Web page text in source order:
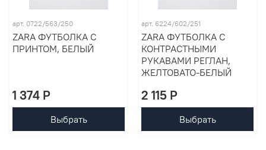
арт. 0722/563/250
ZARA ФУТБОЛКА С
ПРИНТОМ, БЕЛЫЙ
1 374 P
Выбрать
арт. 6224/602/251
ZARA ФУТБОЛКА С
КОНТРАСТНЫМИ
РУКАВАМИ РЕГЛАН,
ЖЕЛТОВАТО-БЕЛЫЙ
2 115 P
Выбрать